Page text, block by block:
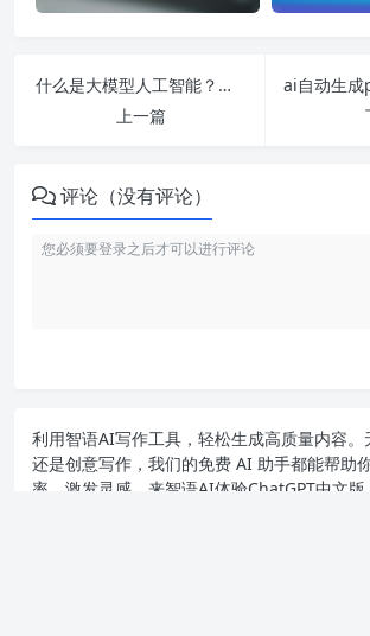
什么是大模型人工智能？一文带你了解什么是ai大模型
上一篇
评论（没有评论）
利用智语AI写作工具，轻松生成高质量内容。
还是创意写作，我们的免费 AI 助手都能帮助
率，激发灵感。来智语AI体验ChatGPT中文版